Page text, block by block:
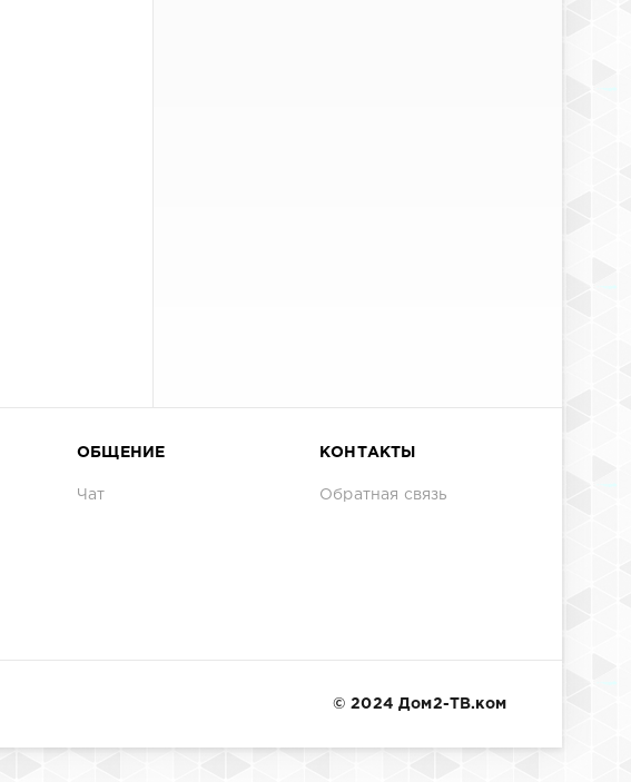
ОБЩЕНИЕ
Чат
КОНТАКТЫ
Обратная связь
© 2024 Дом2-ТВ.ком